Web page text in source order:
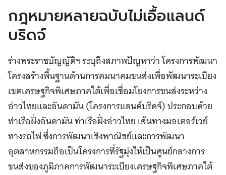
กฎหมายหลายฉบับไม่เอื้อแลนด์
บริดจ์
ร่างพระราชบัญญัติฯ ระบุถึงสภาพปัญหาว่า โครงการพัฒนา
โครงสร้างพื้นฐานด้านการคมนาคมขนส่งเพื่อพัฒนาระเบียง
เขตเศรษฐกิจพิเศษภาคใต้เพื่อเชื่อมโยงการขนส่งระหว่าง
อ่าวไทยและอันดามัน (โครงการแลนด์บริดจ์) ประกอบด้วย
ท่าเรือฝั่งอันดามัน ท่าเรือฝั่งอ่าวไทย เส้นทางมอเตอร์เวย์
ทางรถไฟ ซึ่งการพัฒนาเชิงพาณิชย์และการพัฒนา
อุตสาหกรรมถือเป็นโครงการที่รัฐมุ่งให้เป็นศูนย์กลางการ
ขนส่งของภูมิภาคการพัฒนาระเบียงเศรษฐกิจพิเศษภาคใต้